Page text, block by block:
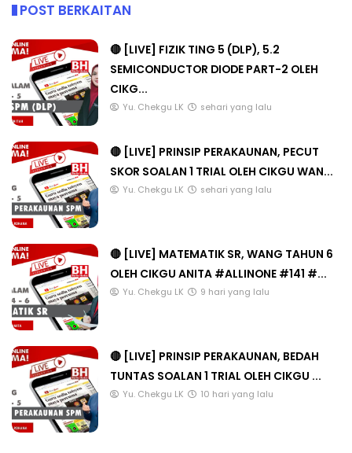
POST BERKAITAN
🔴 [LIVE] FIZIK TING 5 (DLP), 5.2
SEMICONDUCTOR DIODE PART-2 OLEH
CIKG...
Yu. Chekgu LK sehari yang lalu
🔴 [LIVE] PRINSIP PERAKAUNAN, PECUT
SKOR SOALAN 1 TRIAL OLEH CIKGU WAN...
Yu. Chekgu LK sehari yang lalu
🔴 [LIVE] MATEMATIK SR, WANG TAHUN 6
OLEH CIKGU ANITA #ALLINONE #141 #...
Yu. Chekgu LK 9 hari yang lalu
🔴 [LIVE] PRINSIP PERAKAUNAN, BEDAH
TUNTAS SOALAN 1 TRIAL OLEH CIKGU ...
Yu. Chekgu LK 10 hari yang lalu